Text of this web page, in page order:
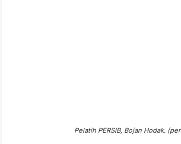
Pelatih PERSIB, Bojan Hodak.